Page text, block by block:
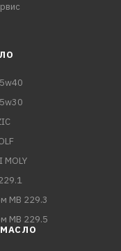
MB 229.3
MB 229.5